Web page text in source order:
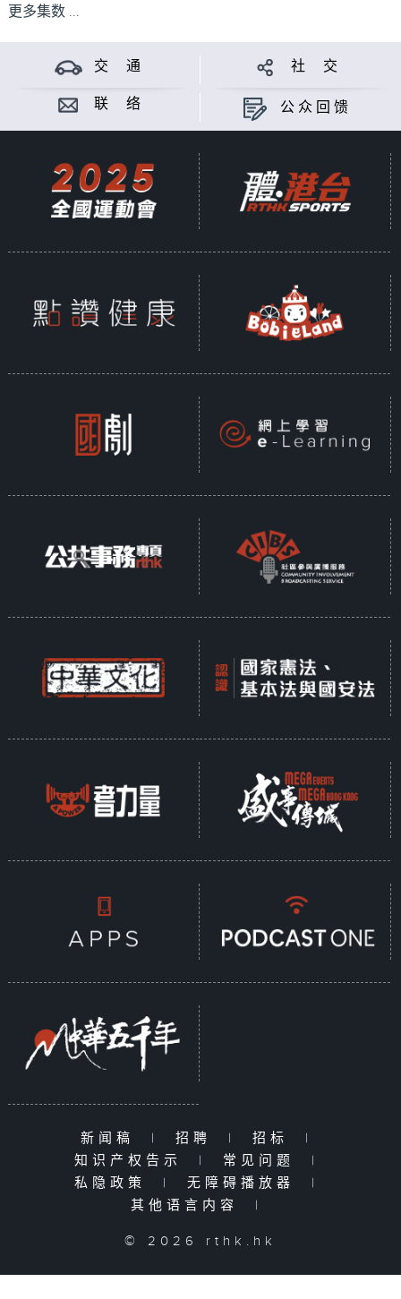
更多集数 ...
交 通 社 交
联 络 公众回馈
新闻稿 | 招聘 | 招标
|
知识产权告示
| 常见问题
|
私隐政策
| 无障碍播放器
|
其他语言内容
|
© 2026 rthk.hk